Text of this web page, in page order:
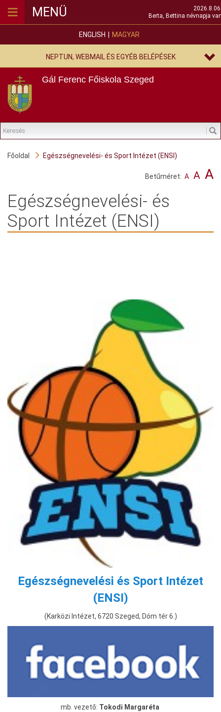
ENGLISH MAGYAR
NEPTUN, WEBMAIL ÉS EGYÉB BELÉPÉSEK
Gál Ferenc Főiskola Szeged
≡ MENÜ
Berta, Bettina névnapja
Főoldal Egészségnevelési- és Sport Intézet (ENSI)
Betűméret: A A A
Egészségnevelési- és
Sport Intézet (ENSI)
Egészségnevelési és Sport Intézet
(ENSI)
(Karközi Intézet, 6720 Szeged, Dóm tér 6. )
mb. vezető: Tokodi Margaréta